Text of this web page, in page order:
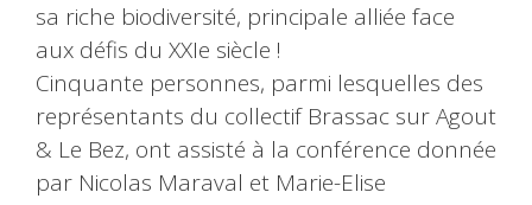
sa riche biodiversité, principale alliée face
aux défis du XXIe siècle !
Cinquante personnes, parmi lesquelles des
représentants du collectif Brassac sur Agout
& Le Bez, ont assisté à la conférence donnée
par Nicolas Maraval et Marie-Elise